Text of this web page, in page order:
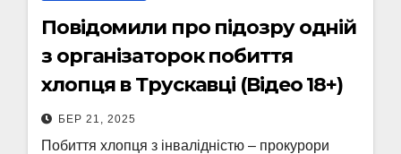
Повідомили про підозру одній
з організаторок побиття
хлопця в Трускавці (Відео 18+)
БЕР 21, 2025
Побиття хлопця з інвалідністю – прокурори